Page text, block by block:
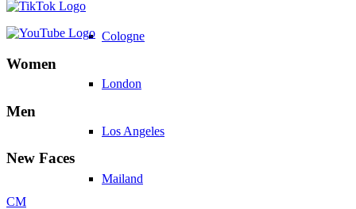
Cologne
London
Los Angeles
Mailand
Women
Men
New Faces
CM